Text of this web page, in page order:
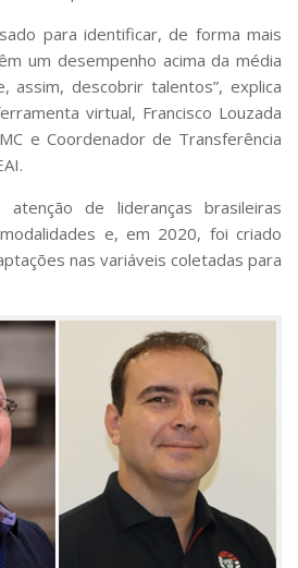
para identificar, de forma mais
um desempenho acima da média
descobrir talentos”, explica
virtual, Francisco Louzada
e Coordenador de Transferência
de lideranças brasileiras
e, em 2020, foi criado
nas variáveis coletadas para